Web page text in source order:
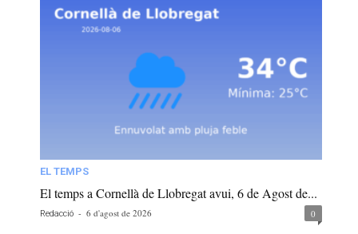
EL TEMPS
El temps a Cornellà de Llobregat avui, 6 de Agost de...
Redacció - 6 d'agost de 2026 0